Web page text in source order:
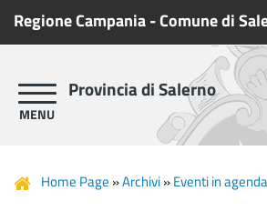
Regione Campania-Comune di
Provincia di Salerno
Home Page »Archivi»Eventi in agenda